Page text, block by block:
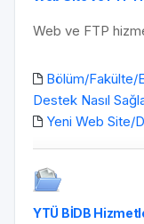
Web ve FTP
Bölüm/Fakülte/
Destek Nasıl
Yeni Web Site/
YTÜ BİDB